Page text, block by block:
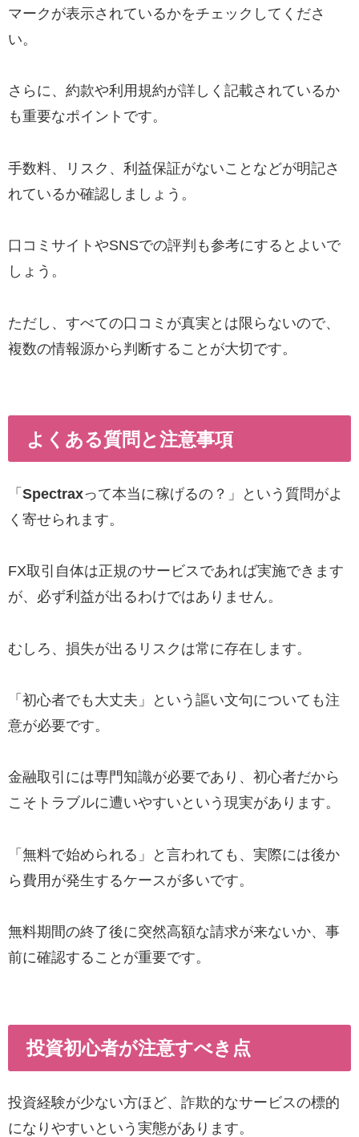
マークが表示されているかをチェックしてくださ
い。
さらに、約款や利用規約が詳しく記載されているか
も重要なポイントです。
手数料、リスク、利益保証がないことなどが明記さ
れているか確認しましょう。
口コミサイトやSNSでの評判も参考にするとよいで
しょう。
ただし、すべての口コミが真実とは限らないので、
複数の情報源から判断することが大切です。
よくある質問と注意事項
「 Spectraxって本当に稼げるの？」という質問がよ
く寄せられます。
FX取引自体は正規のサービスであれば実施できます
が、必ず利益が出るわけではありません。
むしろ、損失が出るリスクは常に存在します。
「初心者でも大丈夫」という謳い文句についても注
意が必要です。
金融取引には専門知識が必要であり、初心者だから
こそトラブルに遭いやすいという現実があります。
「無料で始められる」と言われても、実際には後か
ら費用が発生するケースが多いです。
無料期間の終了後に突然高額な請求が来ないか、事
前に確認することが重要です。
投資初心者が注意すべき点
投資経験が少ない方ほど、詐欺的なサービスの標的
になりやすいという実態があります。